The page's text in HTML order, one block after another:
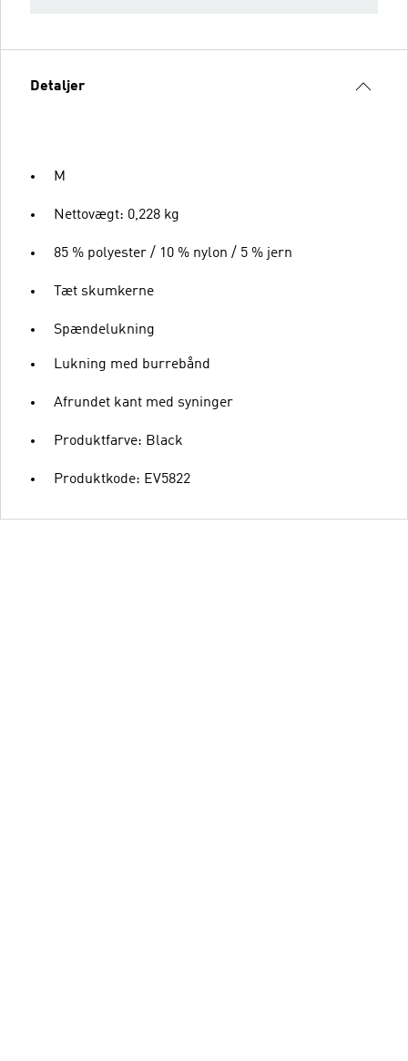
Detaljer
M
Nettovægt: 0,228 kg
85 % polyester / 10 % nylon / 5 % jern
Tæt skumkerne
Spændelukning
Lukning med burrebånd
Afrundet kant med syninger
Produktfarve: Black
Produktkode: EV5822